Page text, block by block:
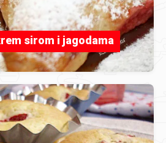
sirom i jagodama